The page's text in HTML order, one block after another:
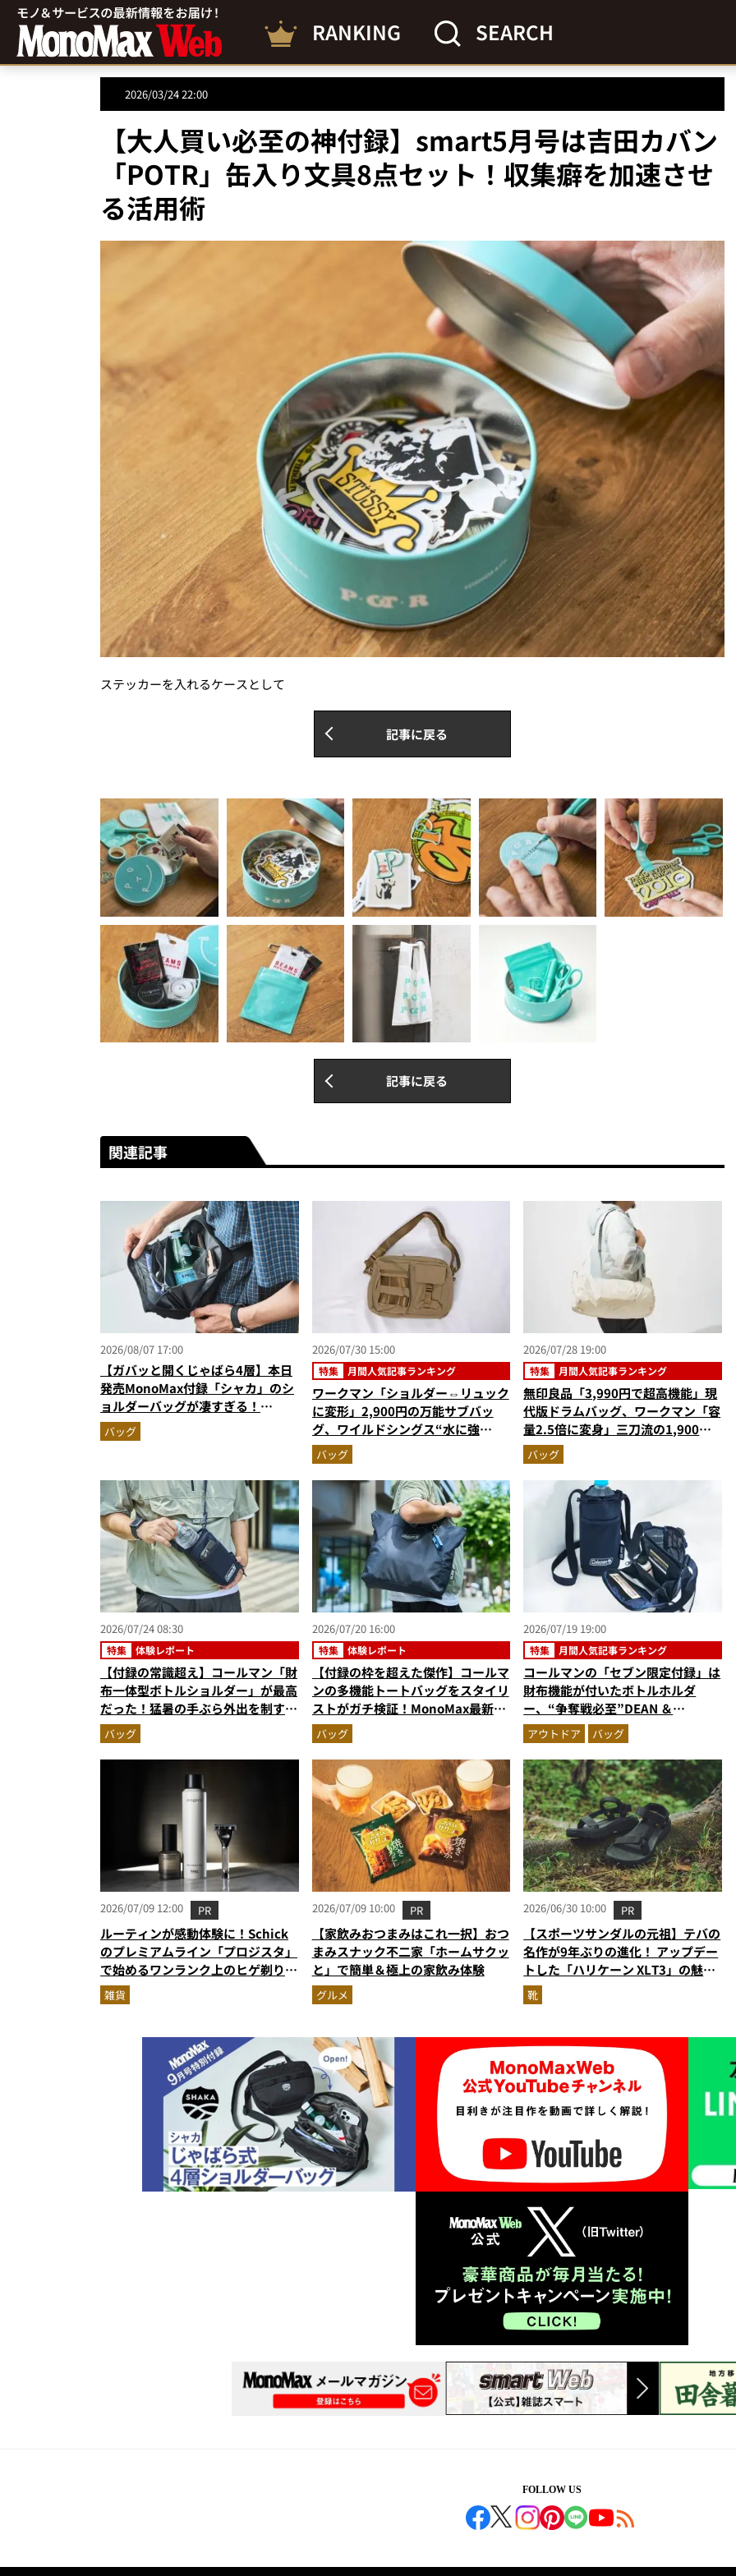
RANKING SEARCH
2026/03/24 22:00
【大人買い必至の神付録】smart5月号は吉田カバン
「POTR」缶入り文具8点セット！収集癖を加速させ
る活用術
ステッカーを入れるケースとして
記事に戻る
記事に戻る
関連記事
2026/08/07 17:00
【ガバッと開くじゃばら4層】本日
発売MonoMax付録「シャカ」のシ
ョルダーバッグが凄すぎる！
500mLペット収納＆背面メッシュ
でベタつかない
バッグ
2026/07/30 15:00
特集 月間人気記事ランキング
ワークマン「ショルダー⇔リュック
に変形」2,900円の万能サブバッ
グ、ワイルドシングス“水に強
い”初コラボ付録…ほか【休日バッ
グの人気記事ランキングベスト3】
（2026年6月版）
バッグ
2026/07/28 19:00
特集 月間人気記事ランキング
無印良品「3,990円で超高機能」現
代版ドラムバッグ、ワークマン「容
量2.5倍に変身」三刀流の1,900円
バッグ…ほか【ショルダーバッグの
人気記事ランキングベスト3】
（2026年6月版）
バッグ
2026/07/24 08:30
特集 体験レポート
【付録の常識超え】コールマン「財
布一体型ボトルショルダー」が最高
だった！猛暑の手ぶら外出を制す
『MonoMax8月号増刊』付録の実
力をスタイリストが徹底レポ
バッグ
2026/07/20 16:00
特集 体験レポート
【付録の枠を超えた傑作】コールマ
ンの多機能トートバッグをスタイリ
ストがガチ検証！MonoMax最新号
が夏のレジャーで超優秀
バッグ
2026/07/19 19:00
特集 月間人気記事ランキング
コールマンの「セブン限定付録」は
財布機能が付いたボトルホルダ
ー、“争奪戦必至”DEAN ＆
DELUCAの豪華2点セット…ほか
【付録の人気記事ランキングベスト
3】（2026年6月版）
アウトドア バッグ
2026/07/09 12:00 PR
ルーティンが感動体験に！Schick
のプレミアムライン「プロジスタ」
で始めるワンランク上のヒゲ剃り習
慣
雑貨
2026/07/09 10:00 PR
【家飲みおつまみはこれ一択】おつ
まみスナック不二家「ホームサクッ
と」で簡単＆極上の家飲み体験
グルメ
2026/06/30 10:00 PR
【スポーツサンダルの元祖】テバの
名作が9年ぶりの進化！ アップデー
トした「ハリケーン XLT3」の魅力
を識者があらゆる角度から徹底解
説！
靴
FOLLOW US